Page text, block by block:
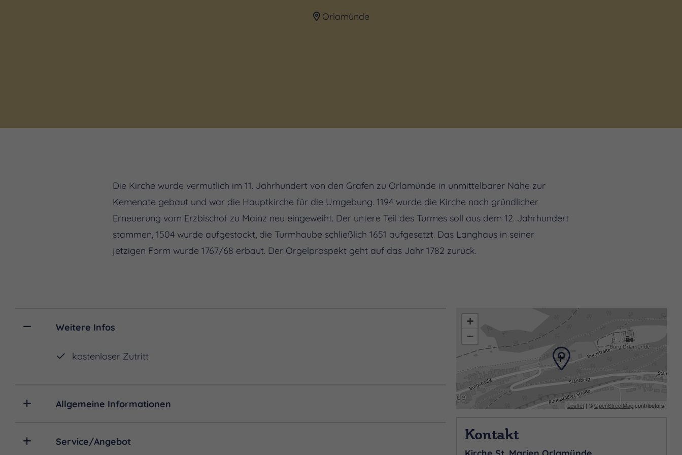
Orlamünde
Die Kirche wurde vermutlich im 11. Jahrhundert von den Grafen zu Orlamünde in unmittelbarer Nähe zur
Kemenate gebaut und war die Hauptkirche für die Umgebung. 1194 wurde die Kirche nach gründlicher
Erneuerung vom Erzbischof zu Mainz neu eingeweiht. Der untere Teil des Turmes soll aus dem 12. Jahrhundert
stammen, 1504 wurde aufgestockt, die Turmhaube schließlich 1651 aufgesetzt. Das Langhaus in seiner
jetzigen Form wurde 1767/68 erbaut. Der Orgelprospekt geht auf das Jahr 1782 zurück.
Weitere Infos
kostenloser Zutritt
Allgemeine Informationen
Service/Angebot
+
−
Leaflet| ©OpenStreetMapcontributors
Kontakt